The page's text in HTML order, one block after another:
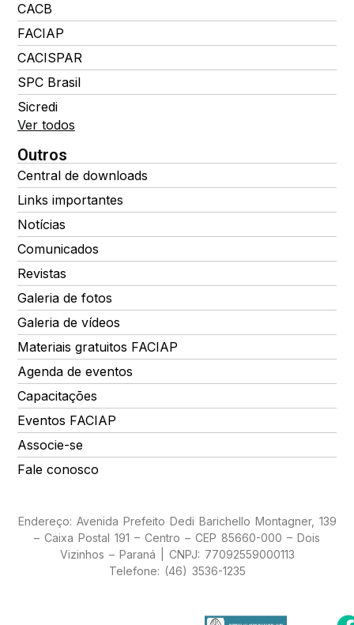
CACB
FACIAP
CACISPAR
SPC Brasil
Sicredi
Ver todos
Outros
Central de downloads
Links importantes
Notícias
Comunicados
Revistas
Galeria de fotos
Galeria de vídeos
Materiais gratuitos FACIAP
Agenda de eventos
Capacitações
Eventos FACIAP
Associe-se
Fale conosco
Endereço: Avenida Prefeito Dedi Barichello Montagner, 139
– Caixa Postal 191 – Centro – CEP 85660-000 – Dois
Vizinhos – Paraná | CNPJ: 77092559000113
Telefone: (46) 3536-1235